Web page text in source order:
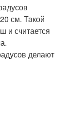
см. Такой
и считается
делают